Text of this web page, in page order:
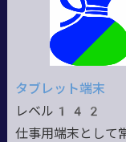
タブレット端末
レベル142
仕事用端末として